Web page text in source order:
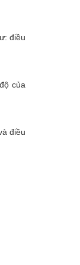
điều
của
điều